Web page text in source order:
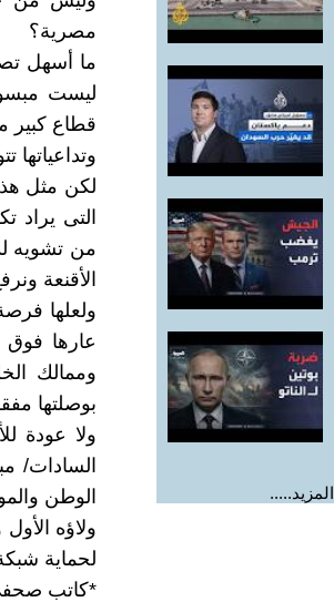
المزيد.....
مصرية؟
ما أسهل
ليست
قطاع كبير
وتداعياتها
لكن مثل
التى يراد
من تشويه
الأقنعة
ولعلها
عارها فوق
وممالك
بوصلتها
ولا عودة
السادات/
الوطن
ولاؤه
لحماية
*كاتب